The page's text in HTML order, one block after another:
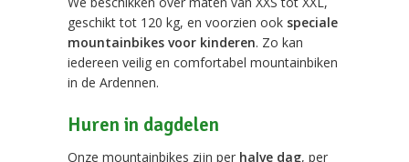
geschikt tot 120 kg, en voorzien ook speciale
mountainbikes voor kinderen. Zo kan
iedereen veilig en comfortabel mountainbiken
in de Ardennen.
Huren in dagdelen
Onze mountainbikes zijn per halve dag, per